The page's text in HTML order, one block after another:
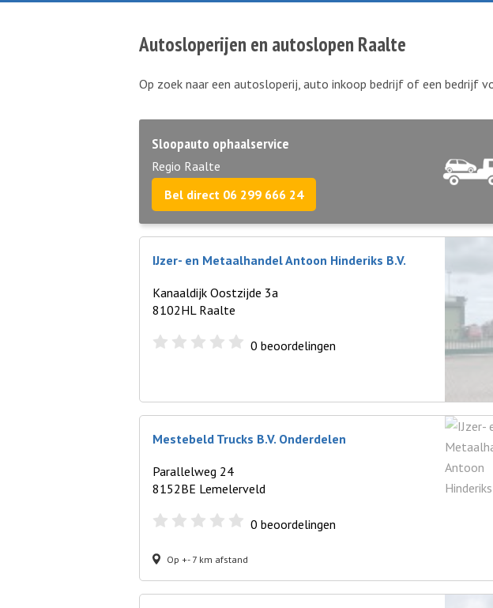
Autosloperijen en autoslopen Raalte
Op zoek naar een autosloperij, auto inkoop bedrijf of een bedrijf
Sloopauto ophaalservice
Regio Raalte
Bel direct 06 299 666 24
IJzer- en Metaalhandel Antoon Hinderiks B.V.
Kanaaldijk Oostzijde 3a
8102HL Raalte
0 beoordelingen
Mestebeld Trucks B.V. Onderdelen
Parallelweg 24
8152BE Lemelerveld
0 beoordelingen
Op +- 7 km afstand